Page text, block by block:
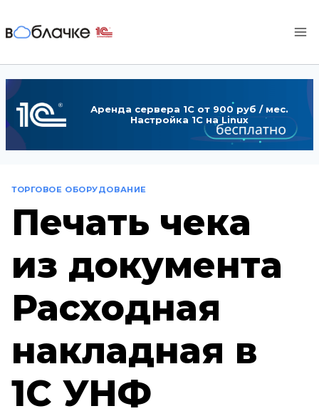
к
Аренда сервера 1С от 900 руб / мес.
Настройка 1С на Linux
ТОРГОВОЕ ОБОРУДОВАНИЕ
Печать чека
из документа
Расходная
накладная в
1С УНФ